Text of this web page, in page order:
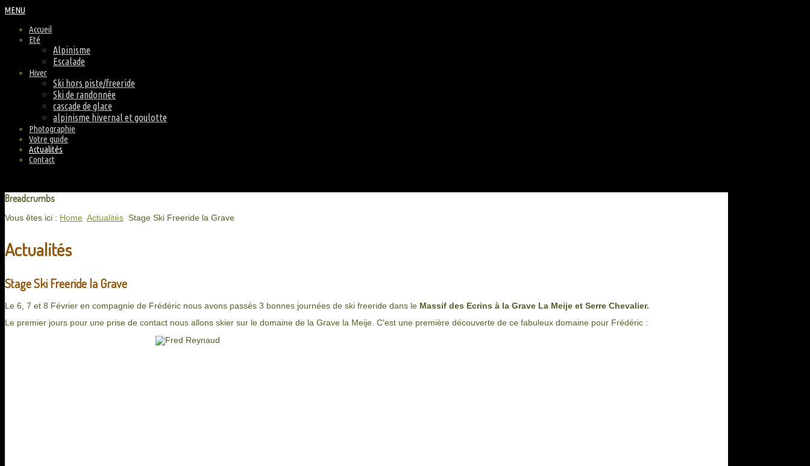
MENU
Accueil
Eté
Alpinisme
Escalade
Hiver
Ski hors piste/freeride
Ski de randonnée
cascade de glace
alpinisme hivernal et goulotte
Photographie
Votre guide
Actualités
Contact
Breadcrumbs
Vous êtes ici : Home Actualités Stage Ski Freeride la Grave
Actualités
Stage Ski Freeride la Grave
Le 6, 7 et 8 Février en compagnie de Frédéric nous avons passés 3 bonnes journées de ski freeride dans le Massif des Ecrins à la Grave La Meije et Serre Chevalier.
Le premier jours pour une prise de contact nous allons skier sur le domaine de la Grave la Meije. C'est une première découverte de ce fabuleux domaine pour Frédéric :